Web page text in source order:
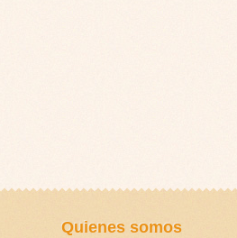
Quienes somos